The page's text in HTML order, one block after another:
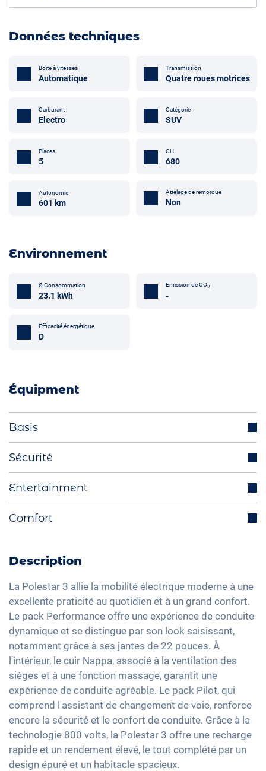
Données techniques
Boite à vitesses
Automatique
Transmission
Quatre roues motrices
Carburant
Electro
Catégorie
SUV
Places
5
CH
680
Autonomie
601 km
Attelage de remorque
Non
Environnement
Ø Consommation
23.1 kWh
Emission de CO2
-
Efficacité énergétique
D
Équipment
Basis
électriquement
Volant multifonctions
Sélection du mode de conduite
Pompe à chaleur
Détecteur de luminosité et de pluie
Rétroviseurs extérieurs jour/nuit automatique
Rétroviseurs extérieurs à réglage électrique
Rétroviseur intérieur jour/nuit automatique
22" jantes en aluminium
Phares à LED Matrix
Sécurité
Assistant anti franchissement de ligne
Feux directionnels
Head-Up display
Assistant feux de route
Détection de fatigue
Système d'alarme
Contrôle de pression des pneus
Assistant de freinage d'urgence
Détection des piétons
Assistant de changement de voie
Entertainment
Dispositif mains-libres
Système audio haute définition
Apple Car Play
Android Auto
Ecran tactile
Recharge téléphone sans fil
Full Digital Cockpit
Interface USB-C
Comfort
Aide active au stationnement
Ajustement électrique du siège
Climatisation 3 zones
Keyless Entry & Go
Sièges chauffants avant/arrière
Sièges en cuir
Réglage du siège à mémoire
Vitres surteintées
Lumière d'ambiance
Volant chauffant
Climatisation stationnaire
Description
La Polestar 3 allie la mobilité électrique moderne à une
excellente praticité au quotidien et à un grand confort.
Le pack Performance offre une expérience de conduite
dynamique et se distingue par son look saisissant,
notamment grâce à ses jantes de 22 pouces. À
l'intérieur, le cuir Nappa, associé à la ventilation des
sièges et à une fonction massage, garantit une
expérience de conduite agréable. Le pack Pilot, qui
comprend l'assistant de changement de voie, renforce
encore la sécurité et le confort de conduite. Grâce à la
technologie 800 volts, la Polestar 3 offre une recharge
rapide et un rendement élevé, le tout complété par un
design épuré et un habitacle spacieux.